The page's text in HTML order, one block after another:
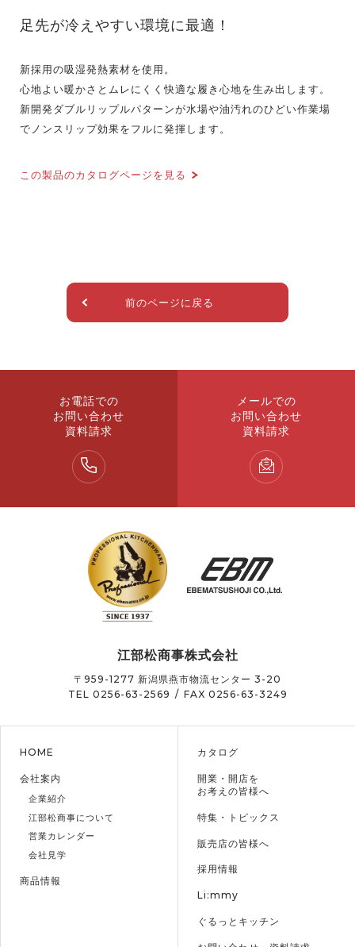
足先が冷えやすい環境に最適！
新採用の吸湿発熱素材を使用。
心地よい暖かさとムレにくく快適な履き心地を生み出します。
新開発ダブルリップルパターンが水場や油汚れのひどい作業場
でノンスリップ効果をフルに発揮します。
この製品のカタログページを見る
前のページに戻る
お電話での
お問い合わせ
資料請求
メールでの
お問い合わせ
資料請求
江部松商事株式会社
〒959-1277 新潟県燕市物流センター 3-20
TEL 0256-63-2569 / FAX 0256-63-3249
HOME
会社案内
企業紹介
江部松商事について
営業カレンダー
会社見学
商品情報
カタログ
開業・開店を
お考えの皆様へ
特集・トピックス
販売店の皆様へ
採用情報
Li:mmy
ぐるっとキッチン